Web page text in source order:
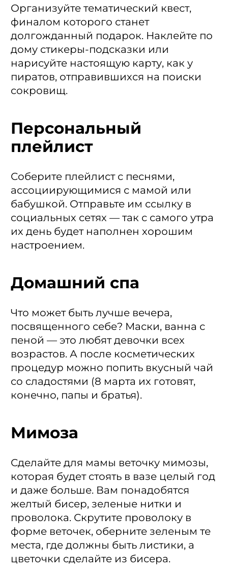
Организуйте тематический квест,
финалом которого станет
долгожданный подарок. Наклейте по
дому стикеры-подсказки или
нарисуйте настоящую карту, как у
пиратов, отправившихся на поиски
сокровищ.
Персональный
плейлист
Соберите плейлист с песнями,
ассоциирующимися с мамой или
бабушкой. Отправьте им ссылку в
социальных сетях — так с самого утра
их день будет наполнен хорошим
настроением.
Домашний спа
Что может быть лучше вечера,
посвященного себе? Маски, ванна с
пеной — это любят девочки всех
возрастов. А после косметических
процедур можно попить вкусный чай
со сладостями (8 марта их готовят,
конечно, папы и братья).
Мимоза
Сделайте для мамы веточку мимозы,
которая будет стоять в вазе целый год
и даже больше. Вам понадобятся
желтый бисер, зеленые нитки и
проволока. Скрутите проволоку в
форме веточек, оберните зеленым те
места, где должны быть листики, а
цветочки сделайте из бисера.